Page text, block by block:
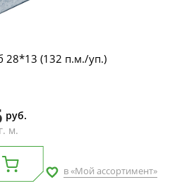
28*13 (132 п.м./уп.)
руб.
м.
в «Мой ассортимент»